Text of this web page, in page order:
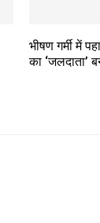
भीषण गर्मी में
का ‘जलदाता’